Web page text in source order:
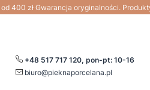
400 zł Gwarancja oryginalności.
+48 517 717 120, pon-pt: 10-16
biuro@pieknaporcelana.pl